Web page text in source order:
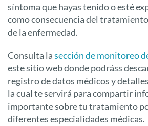
síntoma que hayas tenido o esté
como consecuencia del
de la enfermedad.
Consulta lasección de monitoreo
este sitio web donde podráss
registro de datos médicos y
la cual te servirá para compartir
importante sobre tu tratamiento
diferentes especialidades médicas.